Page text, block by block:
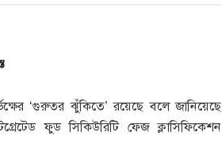
‘গুরুতর ঝুঁকিতে’ রয়েছে বলে জানিয়েছে
ফুড সিকিউরিটি ফেজ ক্লাসিফিকেশন